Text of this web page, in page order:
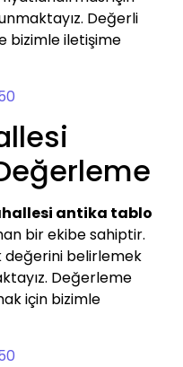
Değerli
bizimle iletişime
antika tablo
bir ekibe sahiptir.
değerini belirlemek
Değerleme
için bizimle